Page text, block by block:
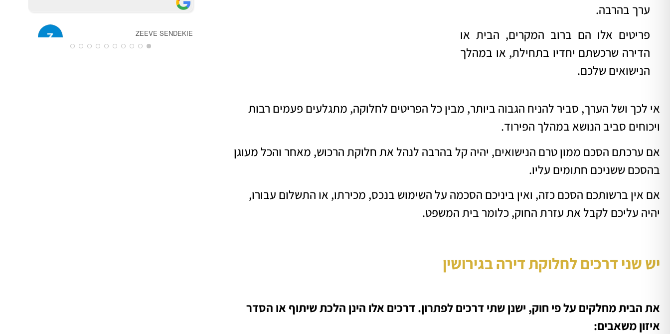
ערך בהרבה.
פריטים אלו הם ברוב המקרים, הבית או
הדירה שרכשתם יחדיו בתחילת, או במהלך
הנישואים שלכם.
אי לכך ושל הערך, סביר להניח הגבוה ביותר, מבין כל הפריטים לחלוקה, מתגלעים פעמים רבות
ויכוחים סביב הנושא במהלך הפירוד.
אם ערכתם הסכם ממון טרם הנישואים, יהיה קל בהרבה לנהל את חלוקת הרכוש, מאחר והכל מעוגן
בהסכם ששניכם חתומים עליו.
אם אין ברשותכם הסכם כזה, ואין ביניכם הסכמה על השימוש בנכס, מכירתו, או התשלום עבורו,
יהיה עליכם לקבל את עזרת החוק, כלומר בית המשפט.
יש שני דרכים לחלוקת דירה בגירושין
את הבית מחלקים על פי חוק, ישנן שתי דרכים לפתרון. דרכים אלו הינן הלכת שיתוף או הסדר
איזון משאבים:
ZEEVE SENDEKIE